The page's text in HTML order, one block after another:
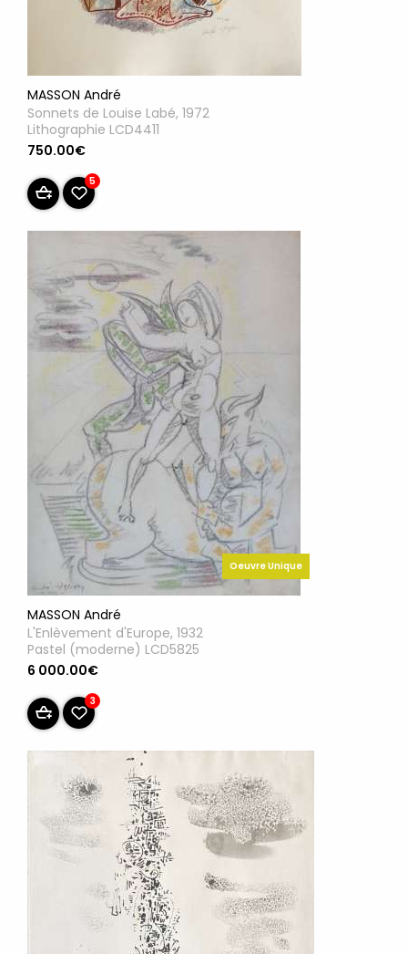
MASSON André
Sonnets de Louise Labé, 1972
Lithographie LCD4411
750.00€
5
Oeuvre Unique
MASSON André
L'Enlèvement d'Europe, 1932
Pastel (moderne) LCD5825
6 000.00€
3